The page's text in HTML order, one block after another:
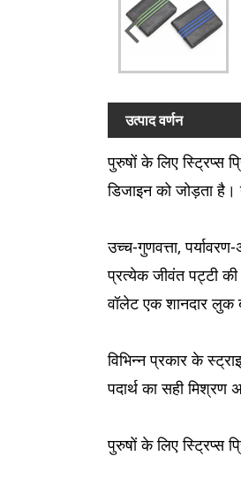
उत्पाद वर्णन
पुरुषों के लिए स्ट्रिप्स
डिजाइन को जोड़ता है।
उच्च-गुणवत्ता,
प्रत्येक जीवंत पट्टी
वॉलेट एक शानदार लुक
विभिन्न प्रकार के
पदार्थ का सही
पुरुषों के लिए स्ट्रिप्स